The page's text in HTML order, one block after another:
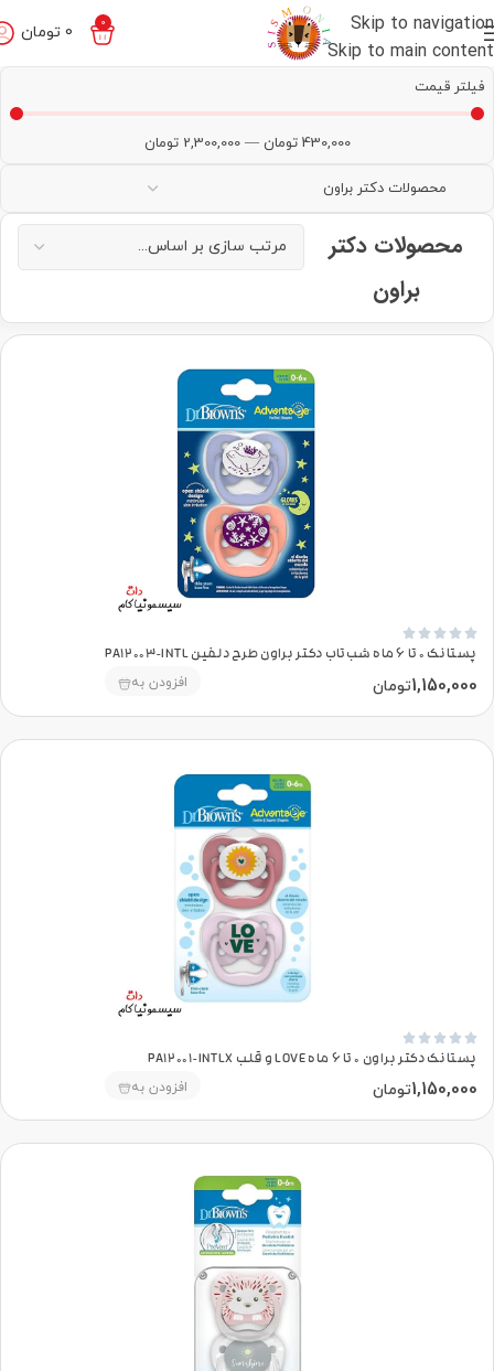
Skip to navigation
Skip to main content
0
0 تومان
فیلتر قیمت
430,000 تومان —
2,300,000 تومان
محصولات دکتر
براون





پستانک 0 تا 6 ماه شب‌تاب دکتر براون طرح دلفین PA12003-INTL
1,150,000تومان افزودن به





پستانک دکتر براون 0 تا 6 ماه LOVE و قلب PA12001-INTLX
1,150,000تومان افزودن به